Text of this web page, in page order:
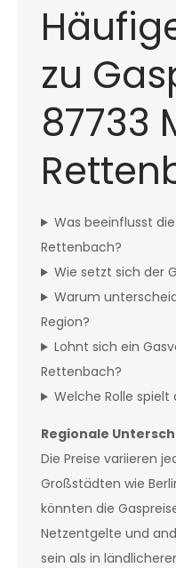
zu
87733
Was beeinflusst
Rettenbach?
Wie setzt sich der
Warum
Region?
Lohnt sich ein
Rettenbach?
Welche Rolle
Regionale
Die Preise variieren
Großstädten wie
könnten die
Netzentgelte und
sein als in